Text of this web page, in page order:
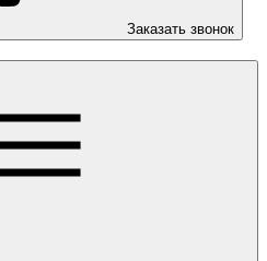
Заказать звонок